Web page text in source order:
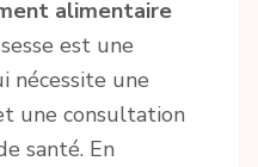
alimentaire
est une
nécessite une
une consultation
santé. En